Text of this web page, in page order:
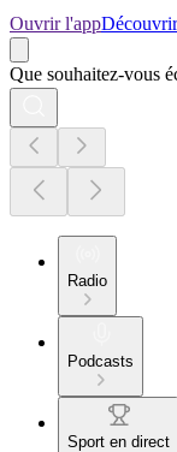
Ouvrir l'app
Que souhaitez-vous
Radio
Podcasts
Sport en direct